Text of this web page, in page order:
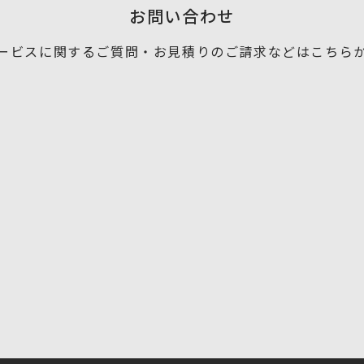
お問い合わせ
ビスに関するご質問・お見積りの ご請求などはこちら